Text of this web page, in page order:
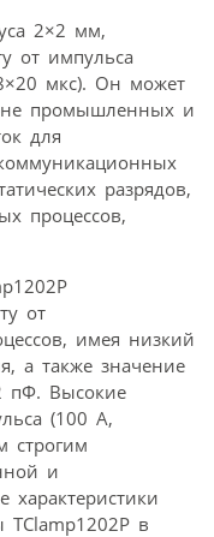
2×2 мм,
от импульса
мкс). Он может
промышленных и
для
разрядов,
процессов,
от
имея низкий
а также значение
пФ. Высокие
(100 А,
строгим
и
TClamp1202P в